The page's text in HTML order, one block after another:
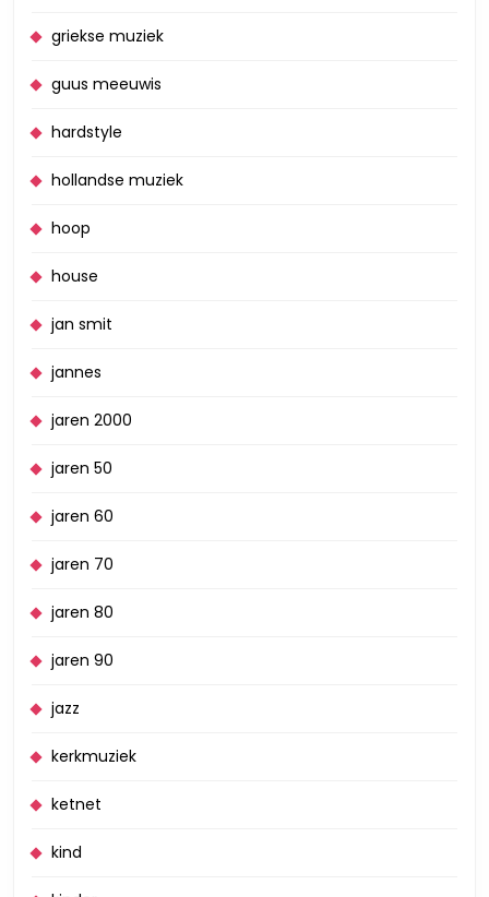
griekse muziek
guus meeuwis
hardstyle
hollandse muziek
hoop
house
jan smit
jannes
jaren 2000
jaren 50
jaren 60
jaren 70
jaren 80
jaren 90
jazz
kerkmuziek
ketnet
kind